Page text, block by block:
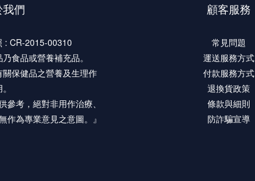
們
: CR-2015-00310
食品或營養補充品。
保健品之營養及生理作
參考，絕對非用作治療、
作為專業意見之意圖。』
顧客服務
常見問題
運送服務方式
付款服務方式
退換貨政策
條款與細則
防詐騙宣導